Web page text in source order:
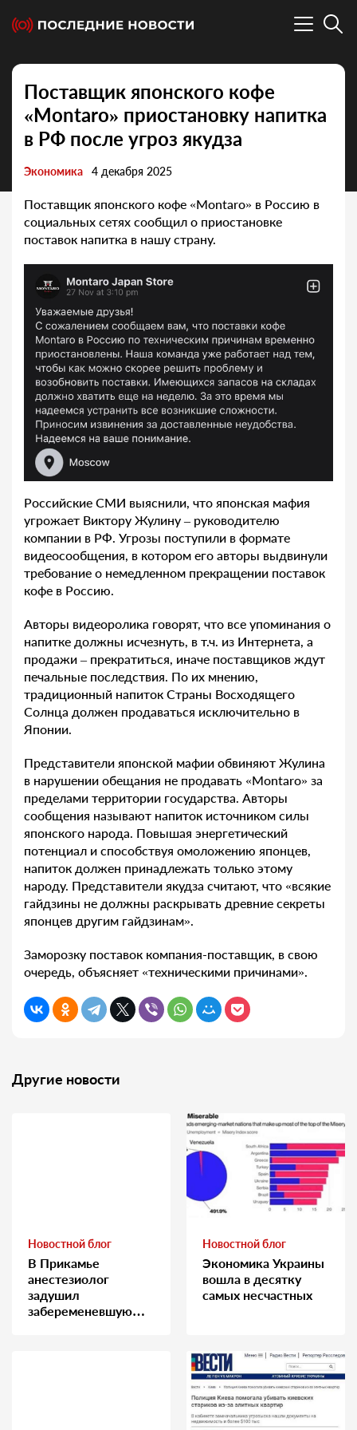
Поставщик японского кофе
«Montaro» приостановку напитка
в РФ после угроз якудза
Экономика 4 декабря 2025
Поставщик японского кофе «Montaro» в Россию в
социальных сетях сообщил о приостановке
поставок напитка в нашу страну.
Российские СМИ выяснили, что японская мафия
угрожает Виктору Жулину – руководителю
компании в РФ. Угрозы поступили в формате
видеосообщения, в котором его авторы выдвинули
требование о немедленном прекращении поставок
кофе в Россию.
Авторы видеоролика говорят, что все упоминания о
напитке должны исчезнуть, в т.ч. из Интернета, а
продажи – прекратиться, иначе поставщиков ждут
печальные последствия. По их мнению,
традиционный напиток Страны Восходящего
Солнца должен продаваться исключительно в
Японии.
Представители японской мафии обвиняют Жулина
в нарушении обещания не продавать «Montaro» за
пределами территории государства. Авторы
сообщения называют напиток источником силы
японского народа. Повышая энергетический
потенциал и способствуя омоложению японцев,
напиток должен принадлежать только этому
народу. Представители якудза считают, что «всякие
гайдзины не должны раскрывать древние секреты
японцев другим гайдзинам».
Заморозку поставок компания-поставщик, в свою
очередь, объясняет «техническими причинами».
Другие новости
Новостной блог
В Прикамье
анестезиолог
задушил
забеременевшую
Новостной блог
Экономика Украины
вошла в десятку
самых несчастных